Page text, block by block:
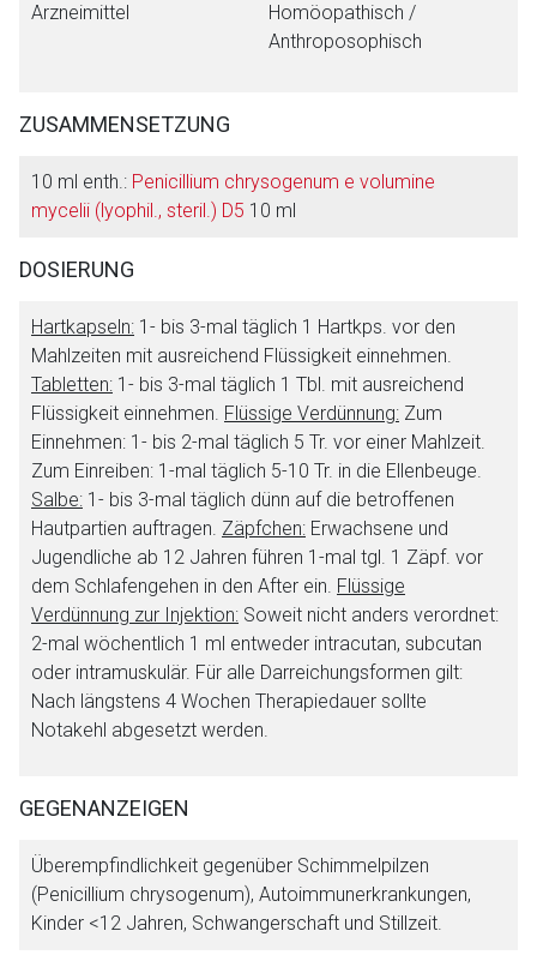
Arzneimittel
Homöopathisch /
Anthroposophisch
ZUSAMMENSETZUNG
10 ml enth.: Penicillium chrysogenum e volumine
mycelii (lyophil., steril.) D5 10 ml
DOSIERUNG
Hartkapseln: 1- bis 3-mal täglich 1 Hartkps. vor den
Mahlzeiten mit ausreichend Flüssigkeit einnehmen.
Tabletten: 1- bis 3-mal täglich 1 Tbl. mit ausreichend
Flüssigkeit einnehmen. Flüssige Verdünnung: Zum
Einnehmen: 1- bis 2-mal täglich 5 Tr. vor einer Mahlzeit.
Zum Einreiben: 1-mal täglich 5-10 Tr. in die Ellenbeuge.
Salbe: 1- bis 3-mal täglich dünn auf die betroffenen
Hautpartien auftragen. Zäpfchen: Erwachsene und
Jugendliche ab 12 Jahren führen 1-mal tgl. 1 Zäpf. vor
dem Schlafengehen in den After ein. Flüssige
Verdünnung zur Injektion: Soweit nicht anders verordnet:
2-mal wöchentlich 1 ml entweder intracutan, subcutan
oder intramuskulär. Für alle Darreichungsformen gilt:
Nach längstens 4 Wochen Therapiedauer sollte
Notakehl abgesetzt werden.
GEGENANZEIGEN
Überempfindlichkeit gegenüber Schimmelpilzen
(Penicillium chrysogenum), Autoimmunerkrankungen,
Kinder <12 Jahren, Schwangerschaft und Stillzeit.
Der von Ihnen aufgerufene Link öffnet eine externe Web-
Seite. Für die Inhalte der externen Web-Seite ist deren